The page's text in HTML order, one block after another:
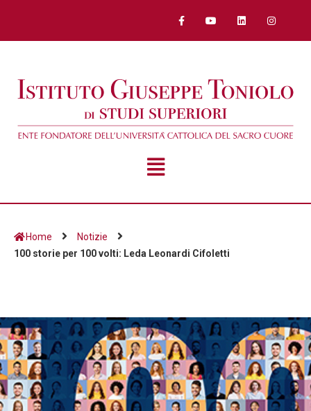
Home
Notizie
100 storie per 100 volti: Leda Leonardi Cifoletti